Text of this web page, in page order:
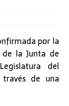
por la
de la Junta de
del
de una